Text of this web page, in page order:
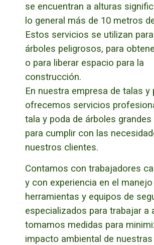
se encuentran a alturas
lo general más de 10 metros
Estos servicios se utilizan
árboles peligrosos, para
o para liberar espacio para la
construcción.
En nuestra empresa de talas y
ofrecemos servicios
tala y poda de árboles grandes
para cumplir con las
nuestros clientes.
Contamos con trabajadores
y con experiencia en el manejo
herramientas y equipos de
especializados para trabajar a
tomamos medidas para
impacto ambiental de nuestras